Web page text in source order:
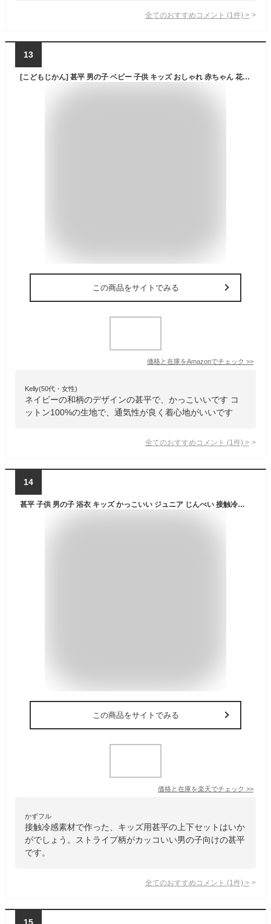
全てのおすすめコメント (1 件) >
13
[こどもじかん] 甚平 男の子 ベビー 子供 キッズ おしゃれ 赤ちゃん 花火大会 夏祭り 七夕 子供用 夕涼み会 コットン 綿100% 日本製 生地 和柄 XYZ(和柄家紋ネイビー 80cm)
この商品をサイトでみる
価格と在庫をAmazonでチェック >>
Kelly(50代・女性)
ネイビーの和柄のデザインの甚平で、かっこいいです コ
ットン100%の生地で、通気性が良く着心地がいいです
全てのおすすめコメント (1 件) >
14
甚平 子供 男の子 浴衣 キッズ かっこいい ジュニア じんべい 接触冷感 花火大会 夏祭り 甚平スーツ セットアップ 和服 ストライプ 柄 綿 祭り シンプル 白 黒 モノトーン こども 子ども 部屋着 パジャマ 110 120 130 140 150 160 cm
この商品をサイトでみる
価格と在庫を楽天でチェック >>
かずフル
接触冷感素材で作った、キッズ用甚平の上下セットはいか
がでしょう。ストライプ柄がカッコいい男の子向けの甚平
です。
全てのおすすめコメント (1 件) >